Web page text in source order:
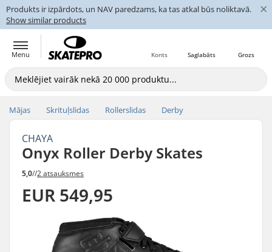
Produkts ir izpārdots, un NAV paredzams, ka tas atkal būs noliktavā.
Show similar products
×
Menu Grozs
Saglabāts
Konts
Mājas Skrituļslidas Rollerslidas Derby
CHAYA
Onyx Roller Derby Skates
5,0//2 atsauksmes
EUR 549,95